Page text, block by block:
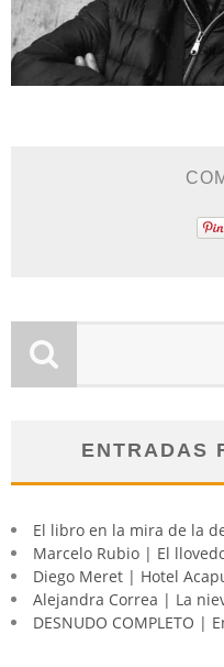
ENTRADAS
El libro en la mira de la
Marcelo Rubio | El
Diego Meret | Hotel
Alejandra Correa | La
DESNUDO COMPLETO |